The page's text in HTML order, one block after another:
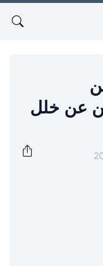
عن خلل